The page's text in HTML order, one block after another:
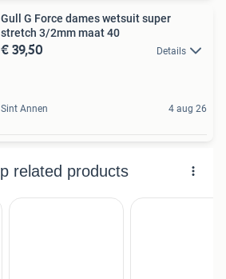
Gull G Force dames wetsuit super
stretch 3/2mm maat 40
€ 39,50 Details
Sint Annen 4 aug 26